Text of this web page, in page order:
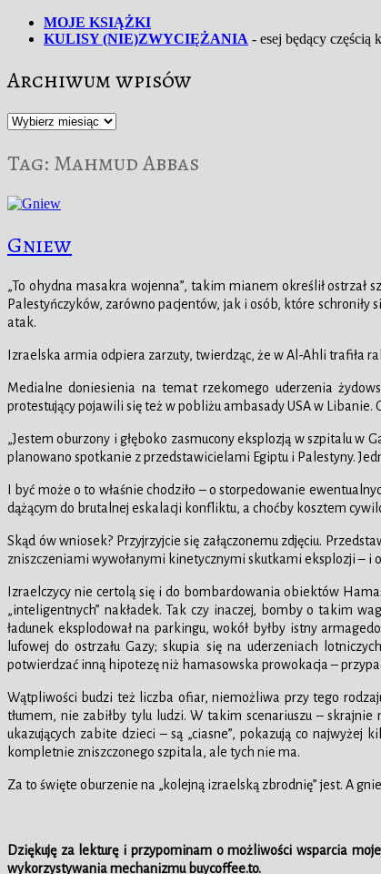
MOJE KSIĄŻKI
KULISY (NIE)ZWYCIĘŻANIA - esej będący częścią
Archiwum wpisów
Archiwum
Tag: Mahmud Abbas
Gniew
„To ohydna masakra wojenna”, takim mianem określił
Palestyńczyków, zarówno pacjentów, jak i osób, które
atak.
Izraelska armia odpiera zarzuty, twierdząc, że w Al-Ahli trafiła
Medialne doniesienia na temat rzekomego uderzenia
protestujący pojawili się też w pobliżu ambasady USA w Libanie.
„Jestem oburzony i głęboko zasmucony eksplozją w szpitalu w
planowano spotkanie z przedstawicielami Egiptu i Palestyny.
I być może o to właśnie chodziło – o storpedowanie
dążącym do brutalnej eskalacji konfliktu, a choćby kosztem
Skąd ów wniosek? Przyjrzyjcie się załączonemu zdjęciu.
zniszczeniami wywołanymi kinetycznymi skutkami eksplozji – i
Izraelczycy nie certolą się i do bombardowania obiektów
„inteligentnych” nakładek. Tak czy inaczej, bomby o takim
ładunek eksplodował na parkingu, wokół byłby istny
lufowej do ostrzału Gazy; skupia się na uderzeniach
potwierdzać inną hipotezę niż hamasowska prowokacja –
Wątpliwości budzi też liczba ofiar, niemożliwa przy tego
tłumem, nie zabiłby tylu ludzi. W takim scenariuszu –
ukazujących zabite dzieci – są „ciasne”, pokazują co
kompletnie zniszczonego szpitala, ale tych nie ma.
Za to święte oburzenie na „kolejną izraelską zbrodnię” jest. A
Dziękuję za lekturę i przypominam o możliwości wsparcia
wykorzystywania mechanizmu buycoffee.to.